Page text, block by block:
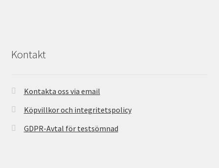
Kontakt
Kontakta oss via email
Köpvillkor och integritetspolicy
GDPR-Avtal för testsömnad